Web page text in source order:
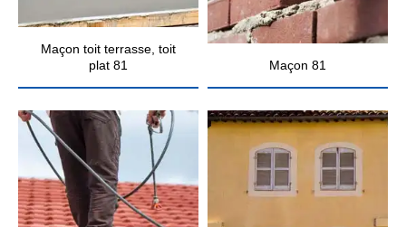
Maçon toit terrasse, toit
plat 81
Maçon 81